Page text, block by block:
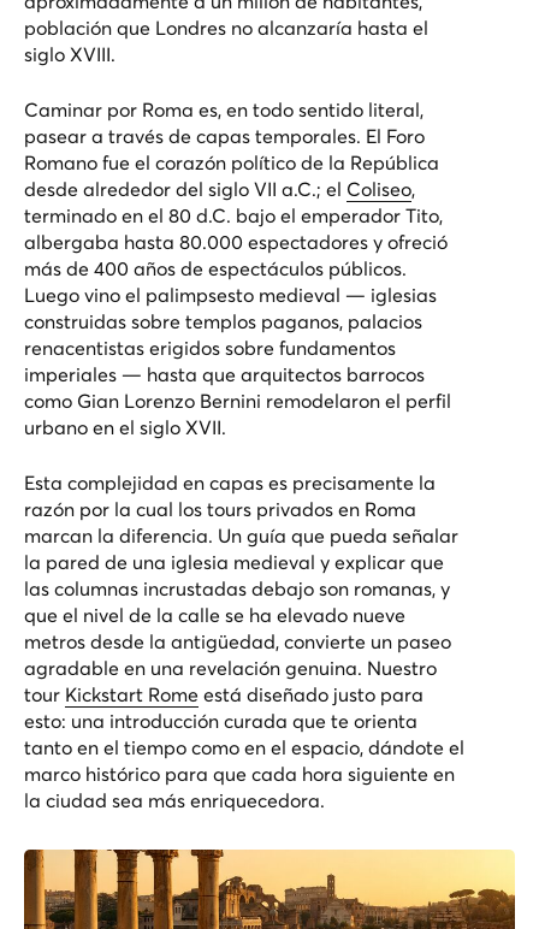
población que Londres no alcanzaría hasta el
siglo XVIII.
Caminar por Roma es, en todo sentido literal,
pasear a través de capas temporales. El Foro
Romano fue el corazón político de la República
desde alrededor del siglo VII a.C.; el Coliseo,
terminado en el 80 d.C. bajo el emperador Tito,
albergaba hasta 80.000 espectadores y ofreció
más de 400 años de espectáculos públicos.
Luego vino el palimpsesto medieval — iglesias
construidas sobre templos paganos, palacios
renacentistas erigidos sobre fundamentos
imperiales — hasta que arquitectos barrocos
como Gian Lorenzo Bernini remodelaron el perfil
urbano en el siglo XVII.
Esta complejidad en capas es precisamente la
razón por la cual los tours privados en Roma
marcan la diferencia. Un guía que pueda señalar
la pared de una iglesia medieval y explicar que
las columnas incrustadas debajo son romanas, y
que el nivel de la calle se ha elevado nueve
metros desde la antigüedad, convierte un paseo
agradable en una revelación genuina. Nuestro
tour Kickstart Rome está diseñado justo para
esto: una introducción curada que te orienta
tanto en el tiempo como en el espacio, dándote el
marco histórico para que cada hora siguiente en
la ciudad sea más enriquecedora.